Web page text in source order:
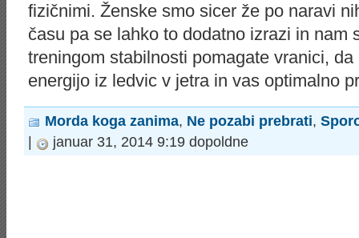
fizičnimi. Ženske smo sicer že po naravi
času pa se lahko to dodatno izrazi in nam
treningom stabilnosti pomagate vranici,
energijo iz ledvic v jetra in vas optimalno
Morda koga zanima, Ne pozabi prebrati,
januar 31, 2014 9:19 dopoldne